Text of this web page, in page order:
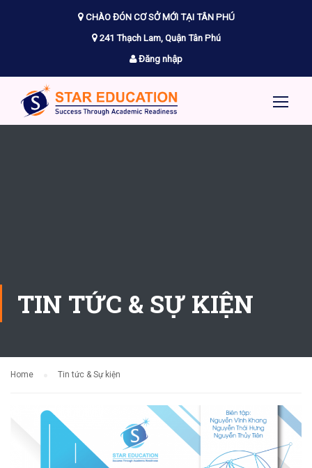
CHÀO ĐÓN CƠ SỞ MỚI TẠI TÂN PHÚ
241 Thạch Lam, Quận Tân Phú
Đăng nhập
TIN TỨC & SỰ KIỆN
Home Tin tức & Sự kiện